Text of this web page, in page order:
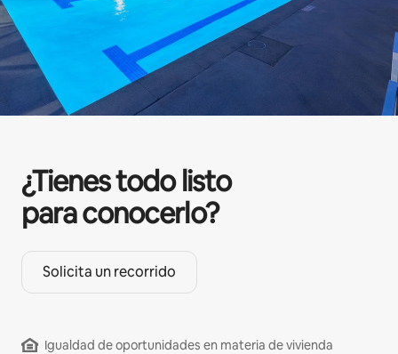
¿Tienes todo listo
para conocerlo?
Solicita un recorrido
Igualdad de oportunidades en materia de vivienda